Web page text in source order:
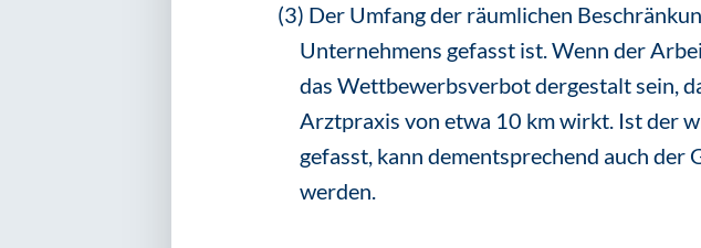
(3) Der Umfang der räumlichen
Unternehmens gefasst ist. Wenn der
das Wettbewerbsverbot dergestalt sein,
Arztpraxis von etwa 10 km wirkt. Ist der
gefasst, kann dementsprechend auch
werden.